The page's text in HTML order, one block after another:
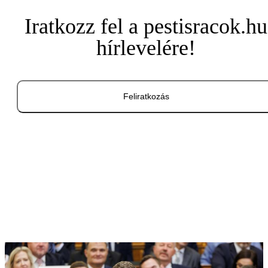
Iratkozz fel a pestisracok.hu
hírlevelére!
Feliratkozás